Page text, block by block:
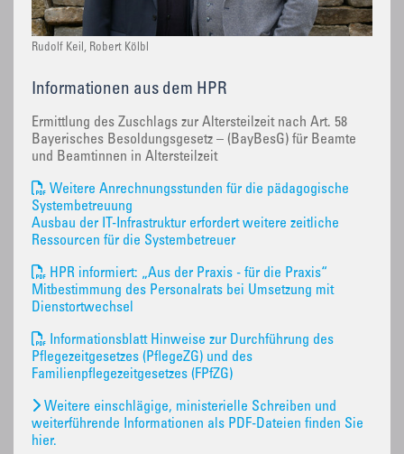
Rudolf Keil, Robert Kölbl
Informationen aus dem HPR
Ermittlung des Zuschlags zur Altersteilzeit nach Art. 58
Bayerisches Besoldungsgesetz – (BayBesG) für Beamte
und Beamtinnen in Altersteilzeit
Weitere Anrechnungsstunden für die pädagogische
Systembetreuung
Ausbau der IT-Infrastruktur erfordert weitere zeitliche
Ressourcen für die Systembetreuer
HPR informiert: „Aus der Praxis - für die Praxis“
Mitbestimmung des Personalrats bei Umsetzung mit
Dienstortwechsel
Informationsblatt Hinweise zur Durchführung des
Pflegezeitgesetzes (PflegeZG) und des
Familienpflegezeitgesetzes (FPfZG)
Weitere einschlägige, ministerielle Schreiben und
weiterführende Informationen als PDF-Dateien finden Sie
hier.